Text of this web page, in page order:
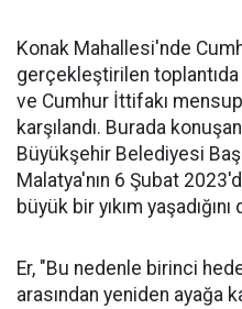
Konak Mahallesi'nde
gerçekleştirilen toplantıda
ve Cumhur İttifakı
karşılandı. Burada
Büyükşehir Belediyesi
Malatya'nın 6 Şubat
büyük bir yıkım
Er, "Bu nedenle birinci
arasından yeniden ayağa